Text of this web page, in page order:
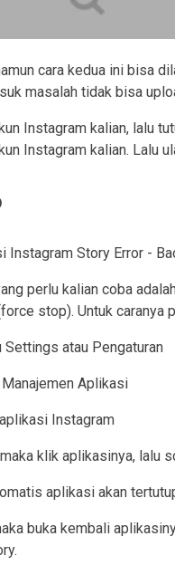
cara kedua ini bisa
masalah tidak bisa
Instagram kalian, lalu
Instagram kalian. Lalu
perlu kalian coba
stop). Untuk caranya
Settings atau Pengaturan
Aplikasi
Instagram
klik aplikasinya, lalu
aplikasi akan
buka kembali